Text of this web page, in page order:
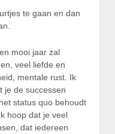
te gaan en dan
mooi jaar zal
veel liefde en
mentale rust. Ik
je de successen
status quo behoudt
hoop dat je veel
dat iedereen